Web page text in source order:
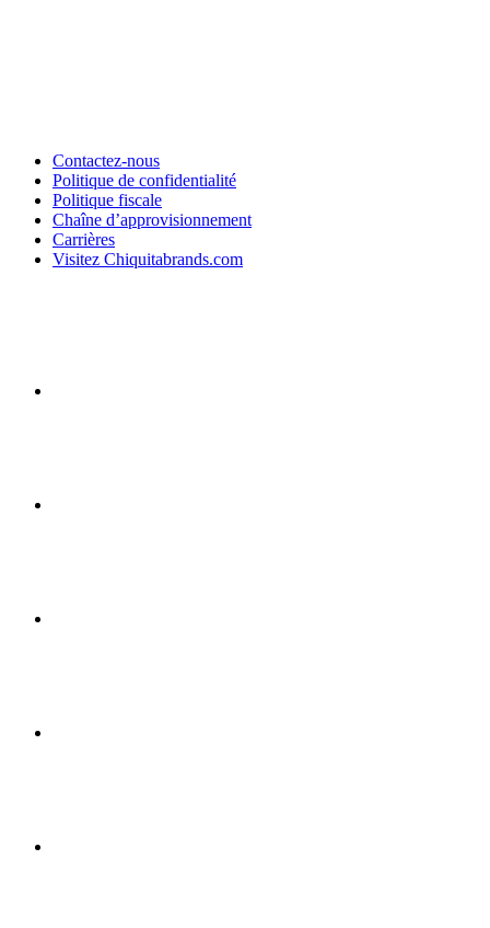
Contactez-nous
Politique de confidentialité
Politique fiscale
Chaîne d’approvisionnement
Carrières
Visitez Chiquitabrands.com